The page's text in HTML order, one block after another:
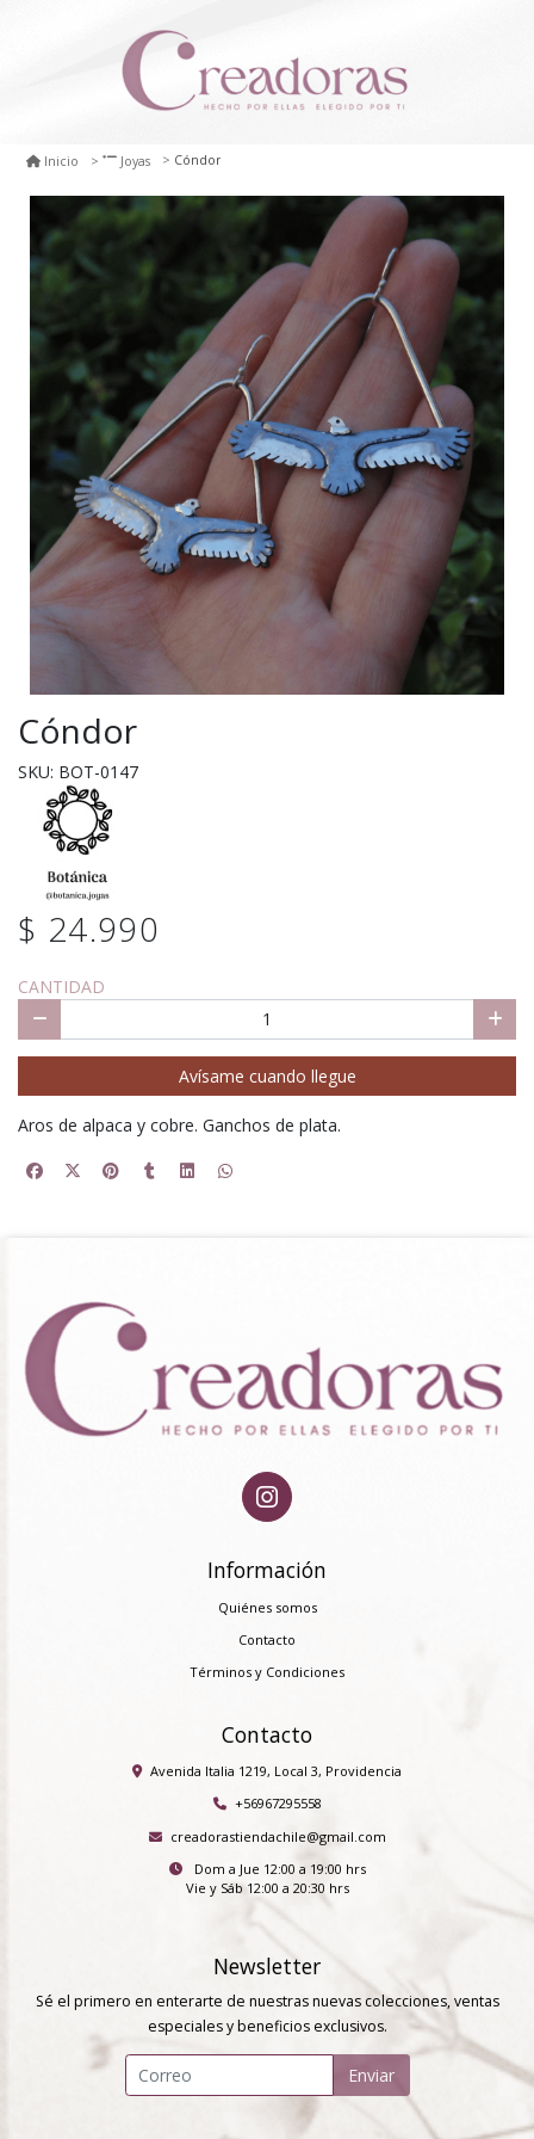
Inicio Joyas Cóndor
Cóndor
SKU: BOT-0147
$ 24.990
CANTIDAD
Avísame cuando llegue
Aros de alpaca y cobre. Ganchos de plata.
Información
Quiénes somos
Contacto
Términos y Condiciones
Contacto
Avenida Italia 1219, Local 3, Providencia
+56967295558
creadorastiendachile@gmail.com
Dom a Jue 12:00 a 19:00 hrs
Vie y Sáb 12:00 a 20:30 hrs
Newsletter
Sé el primero en enterarte de nuestras nuevas colecciones, ventas
especiales y beneficios exclusivos.
Enviar